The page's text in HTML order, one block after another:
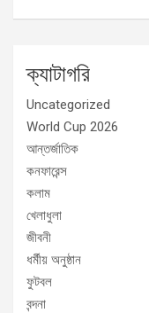
ক্যাটাগরি
Uncategorized
World Cup 2026
আন্তর্জাতিক
কনফারেন্স
কলাম
খেলাধুলা
জীবনী
ধর্মীয় অনুষ্ঠান
ফুটবল
বন্দনা